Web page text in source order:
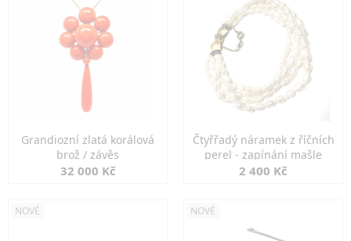
Grandiozní zlatá korálová
brož / závěs
32 000 Kč
Čtyřřadý náramek z říčních
perel - zapínání mašle
2 400 Kč
NOVÉ NOVÉ